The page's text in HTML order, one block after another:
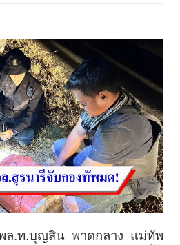
ล.ท.บุญสิน พาดกลาง แม่ทัพ